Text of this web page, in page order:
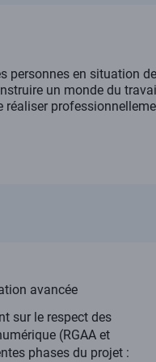
personnes en situation
un monde du
avancée
sur le respect des
(RGAA et
phases du projet :